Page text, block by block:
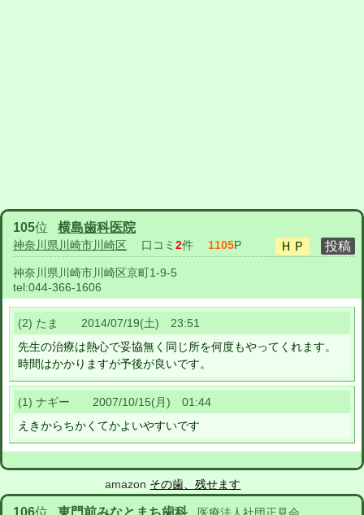
105位 横島歯科医院
神奈川県川崎市川崎区 口コミ 2件 1105P
神奈川県川崎市川崎区京町1-9-5
tel:044-366-1606
(2) たま 2014/07/19(土) 23:51
先生の治療は熱心で妥協無く同じ所を何度もやってくれます。
時間はかかりますが予後が良いです。
(1) ナギー 2007/10/15(月) 01:44
えきからちかくてかよいやすいです
amazon その歯、残せます